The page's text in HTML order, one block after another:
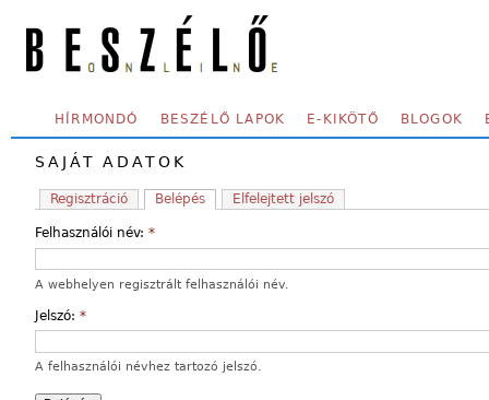
SECONDARY MENU
HÍRMONDÓ BESZÉLŐ LAPOK E-KIKÖTŐ BLOGOK
SAJÁT ADATOK
Regisztráció Belépés Elfelejtett jelszó
Felhasználói név: *
A webhelyen regisztrált felhasználói név.
Jelszó: *
A felhasználói névhez tartozó jelszó.